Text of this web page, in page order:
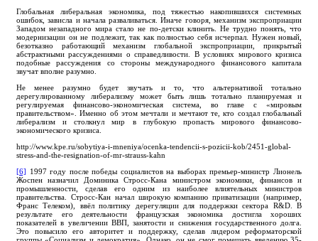
Глобальная либеральная экономика, под тяжестью накопившихся системных
ошибок, зависла и начала разваливаться. Иначе говоря, механизм экспроприации
Западом незападного мира стало не по-детски клинить. Не трудно понять, что
модернизации он не подлежит, так как полностью себя исчерпал. Нужен новый,
безотказно работающий механизм глобальной экспроприации, прикрытый
абстрактными рассуждениями о справедливости. В условиях мирового кризиса
подобные рассуждения со стороны международного финансового капитала
звучат вполне разумно.
Не менее разумно будет звучать и то, что альтернативой тотально
дерегулированному либерализму может быть лишь тотально планируемая и
регулируемая финансово-экономическая система, во главе с «мировым
правительством». Именно об этом мечтали и мечтают те, кто создал глобальный
либерализм и столкнул мир в глубокую пропасть мирового финансово-
экономического кризиса.
http://www.kpe.ru/sobytiya-i-mneniya/ocenka-tendencii-s-pozicii-kob/2451-global-
stress-and-the-resignation-of-mr-strauss-kahn
[6] 1997 году после победы социалистов на выборах премьер-министр Лионель
Жоспен назначил Доминика Стросс-Кана министром экономики, финансов и
промышленности, сделав его одним из наиболее влиятельных министров
правительства. Стросс-Кан начал широкую компанию приватизации (например,
Франс Телеком), ввёл политику дерегуляции для поддержки сектора R&D. В
результате его деятельности французская экономика достигла хороших
показателей в увеличении ВВП, занятости и снижения государственного долга.
Это повысило его авторитет и поддержку, сделав лидером реформаторской